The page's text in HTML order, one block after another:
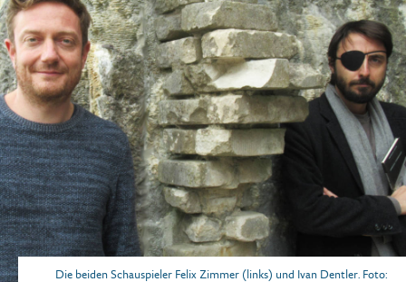
Die beiden Schauspieler Felix Zimmer (links) und Ivan Dentler. Foto: